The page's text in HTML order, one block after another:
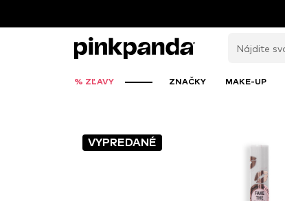
% ZĽAVY ZNAČKY MAKE-UP
VYPREDANÉ